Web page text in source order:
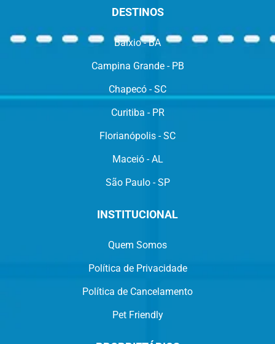
DESTINOS
Baixio - BA
Campina Grande - PB
Chapecó - SC
Curitiba - PR
Florianópolis - SC
Maceió - AL
São Paulo - SP
INSTITUCIONAL
Quem Somos
Política de Privacidade
Política de Cancelamento
Pet Friendly